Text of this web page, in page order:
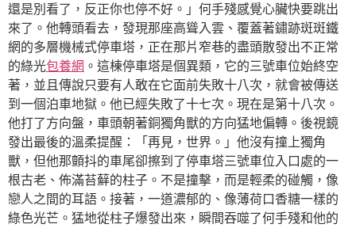
還是別看了，反正你也停不好。」何手殘感覺心臟快要跳出
來了。他轉頭看去，發現那座高聳入雲、覆蓋著鏽跡斑斑鐵
網的多層機械式停車塔，正在那片窄巷的盡頭散發出不正常
的綠光包養網 。這棟停車塔是個異類，它的三號車位始終空
著，並且傳說只要有人敢在它面前失敗十八次，就會被傳送
到一個泊車地獄。他已經失敗了十七次。現在是第十八次。
他打了方向盤，車頭朝著銅獨角獸的方向猛地偏轉。後視鏡
發出最後的溫柔提醒：「再見，世界。」他沒有撞上獨角
獸，但他那顫抖的車尾卻擦到了停車塔三號車位入口處的一
根古老、佈滿苔蘚的柱子。不是撞擊，而是輕柔的碰觸，像
戀人之間的耳語。接著，一道濃郁的、像薄荷口香糖一樣的
綠色光芒。猛地從柱子爆發出來，瞬間吞噬了何手殘和他的